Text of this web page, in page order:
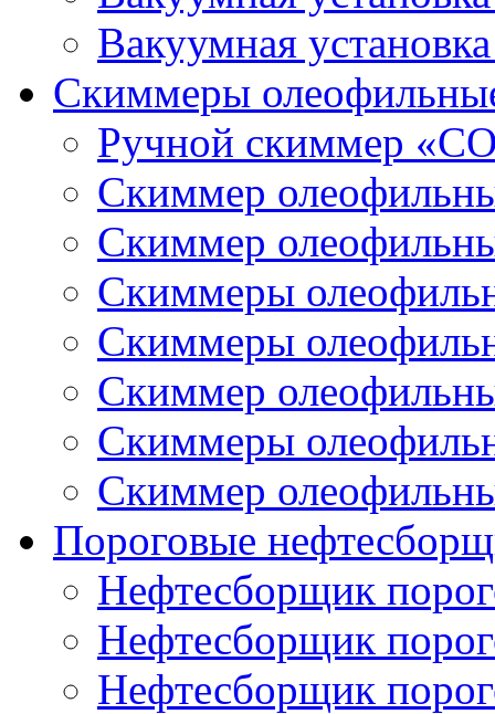
Вакуумная
Скиммеры
Ручной скиммер
Скиммер
Скиммер
Скиммеры
Скиммеры
Скиммер
Скиммеры
Скиммер
Пороговые
Нефтесборщик
Нефтесборщик
Нефтесборщик